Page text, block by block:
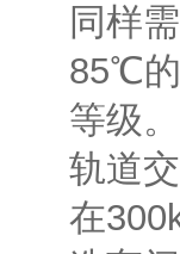
同样
85℃的
等级。
轨道
在